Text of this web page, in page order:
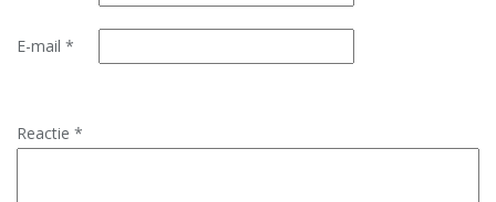
E-mail *
Reactie *